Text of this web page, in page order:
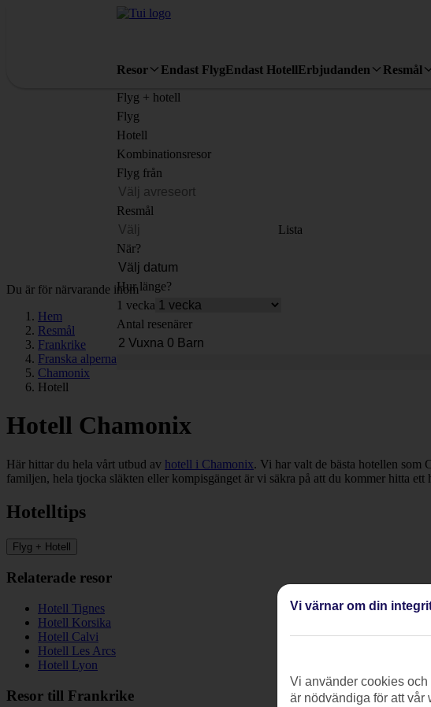
Resor Endast FlygEndast HotellErbjudanden Resmål
Flyg + hotell
Flyg
Hotell
Kombinationsresor
Flyg från
Resmål
Lista
När?
Hur länge?
1 vecka
Antal resenärer
Du är för närvarande inom
Hem
Resmål
Frankrike
Franska alperna
Chamonix
Hotell
Hotell Chamonix
Här hittar du hela vårt utbud av hotell i Chamonix. Vi har valt de bästa hotellen som
familjen, hela tjocka släkten eller kompisgänget är vi säkra på att du kommer hitta
Hotelltips
Flyg + Hotell
Relaterade resor
Hotell Tignes
Hotell Korsika
Hotell Calvi
Hotell Les Arcs
Hotell Lyon
Resor till Frankrike
Vi värnar om din
Vi använder cookies
är nödvändiga för att vår